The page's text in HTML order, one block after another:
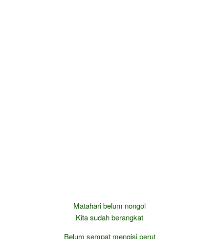
Matahari belum nongol
Kita sudah berangkat
Belum sempat mengisi perut